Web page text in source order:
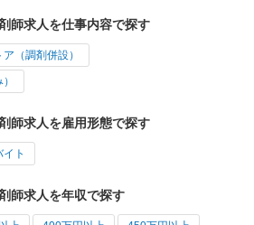
師求人を仕事内容で探す
（調剤併設）
師求人を雇用形態で探す
ト
師求人を年収で探す